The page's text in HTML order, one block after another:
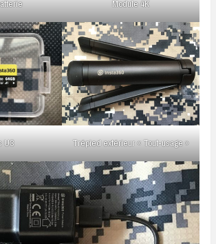
Module 4K
U3 Trépied extérieur « Tout-usage »